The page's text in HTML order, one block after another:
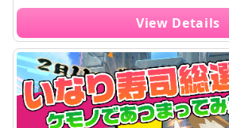
View Details